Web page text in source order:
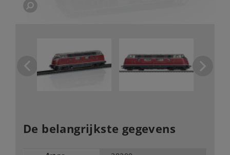
De belangrijkste gegevens